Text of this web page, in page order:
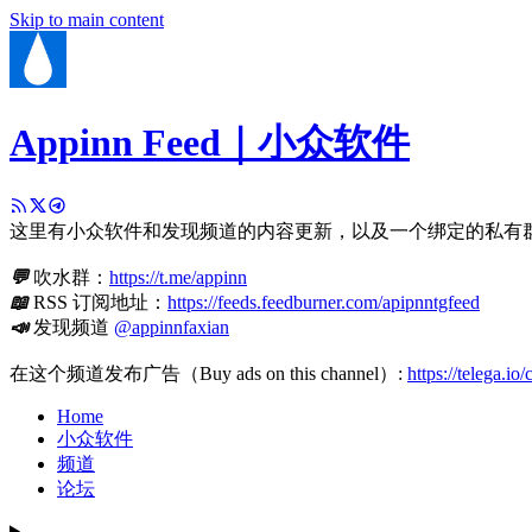
Skip to main content
Appinn Feed｜小众软件
这里有小众软件和发现频道的内容更新，以及一个绑定的私有
💬吹水群： https://t.me/appinn
📖RSS 订阅地址： https://feeds.feedburner.com/apipnntgfeed
📣发现频道 @appinnfaxian
在这个频道发布广告（Buy ads on this channel）: https://telega.io/
Home
小众软件
频道
论坛